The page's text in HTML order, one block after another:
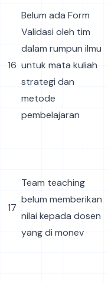
16
Belum ada Form
Validasi oleh tim
dalam rumpun ilmu
untuk mata kuliah
strategi dan
metode
pembelajaran
17
Team teaching
belum memberikan
nilai kepada dosen
yang di monev